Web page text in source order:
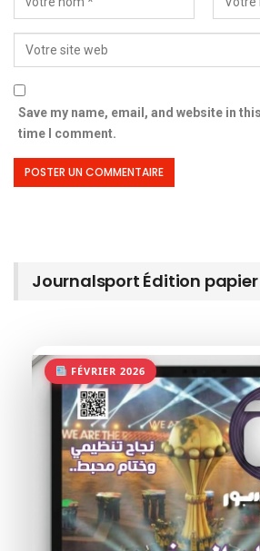
Save my name, email, and website in
time I comment.
Journalsport Édition papier
FÉVRIER 2026